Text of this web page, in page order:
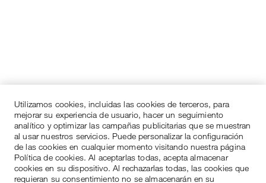
Utilizamos cookies, incluidas las cookies de terceros, para
mejorar su experiencia de usuario, hacer un seguimiento
analítico y optimizar las campañas publicitarias que se muestran
al usar nuestros servicios. Puede personalizar la configuración
de las cookies en cualquier momento visitando nuestra página
Política de cookies. Al aceptarlas todas, acepta almacenar
cookies en su dispositivo. Al rechazarlas todas, las cookies que
requieran su consentimiento no se almacenarán en su